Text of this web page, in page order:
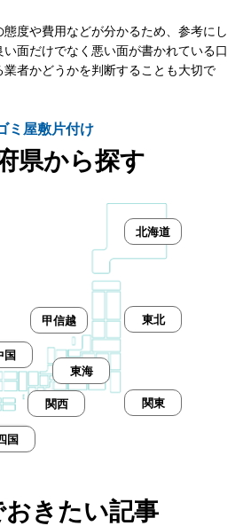
度や費用などが分かるため、参考にし
面だけでなく悪い面が書かれている口
者かどうかを判断することも大切で
ミ屋敷片付け
県から探す
北海道
東北
甲信越
東海
関東
関西
国
国
きたい記事